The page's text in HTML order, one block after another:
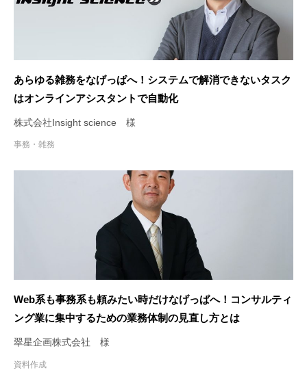
あらゆる雑務をなげっぱへ！システムで解消できないタスク
はオンラインアシスタントで自動化
株式会社Insight science 様
事務・雑務
Web系も事務系も頼みたい時だけなげっぱへ！コンサルティ
ング業に集中するための業務体制の見直し方とは
翠星企画株式会社 様
資料作成